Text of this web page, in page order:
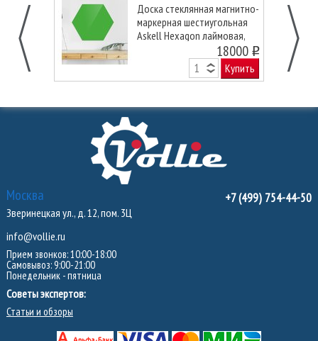
Доска стеклянная магнитно-
маркерная шестиугольная
Askell Hexagon лаймовая,
18000 o
Купить
Москва
Зверинецкая ул., д. 12, пом. 3Ц
info@vollie.ru
Прием звонков: 10:00-18:00
Самовывоз: 9:00-21:00
Понедельник - пятница
Советы экспертов:
Статьи и обзоры
+7 (499) 754-44-50